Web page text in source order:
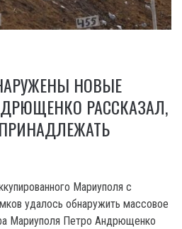
НОВЫЕ
РАССКАЗАЛ,
Мариуполя с
удалось обнаружить массовое
Мариуполя Петро Андрющенко